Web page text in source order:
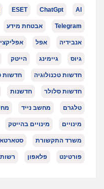
AI
ChatGpt
ESET
Telegram אבטחת מידע
אנבידיה אפל
גיוס גיימינג הייטק
חדשות טכנולוגיה חדשות
חדשות סלולר חדשנות
טלגרם מחשב נייד
מינויים מינויים בהייטק
משרד התקשורת
פורטינט פלאפון